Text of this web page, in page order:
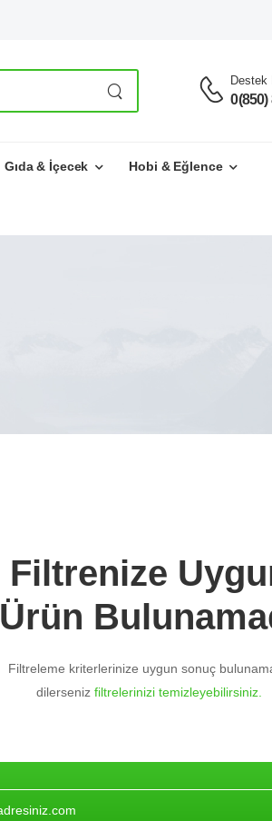
Destek
0(850)
Gıda & İçecek Hobi & Eğlence
Filtrenize
Ürün
Filtreleme kriterlerinize uygun sonuç
dilerseniz filtrelerinizi temizleyebilirsiniz.